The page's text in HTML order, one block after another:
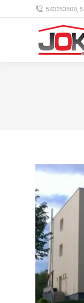
543253500,